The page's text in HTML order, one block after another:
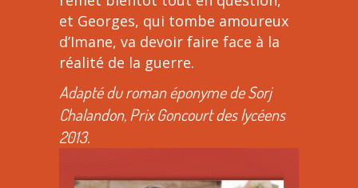
et Georges, qui tombe amoureux
d’Imane, va devoir faire face à la
réalité de la guerre.
Adapté du roman éponyme de Sorj
Chalandon, Prix Goncourt des lycéens
2013.